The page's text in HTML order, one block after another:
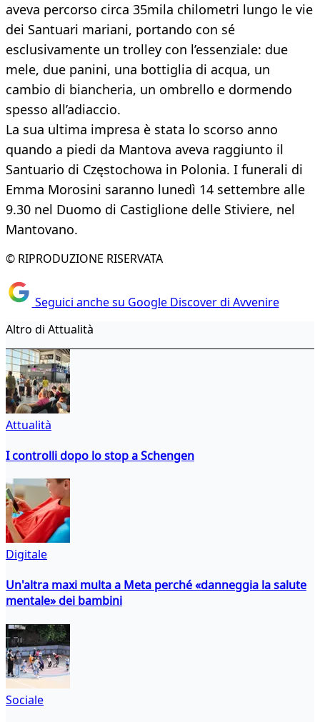
aveva percorso circa 35mila chilometri lungo le vie
dei Santuari mariani, portando con sé
esclusivamente un trolley con l’essenziale: due
mele, due panini, una bottiglia di acqua, un
cambio di biancheria, un ombrello e dormendo
spesso all’adiaccio.
La sua ultima impresa è stata lo scorso anno
quando a piedi da Mantova aveva raggiunto il
Santuario di Częstochowa in Polonia. I funerali di
Emma Morosini saranno lunedì 14 settembre alle
9.30 nel Duomo di Castiglione delle Stiviere, nel
Mantovano.
© RIPRODUZIONE RISERVATA
Seguici anche su Google Discover di Avvenire
Altro di Attualità
Attualità
I controlli dopo lo stop a Schengen
Digitale
Un'altra maxi multa a Meta perché «danneggia la salute
mentale» dei bambini
Sociale